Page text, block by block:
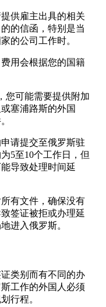
供雇主出具的相关
的信函，特别是当
的公司工作时。
用会根据您的国籍
您可能需要提供附加
塞浦路斯的外国
请提交至俄罗斯驻
5至10个工作日，但
导致处理时间延
有文件，确保没有
签证被拒或办理延
进入俄罗斯。
类别而有不同的办
工作的外国人必须
行程。